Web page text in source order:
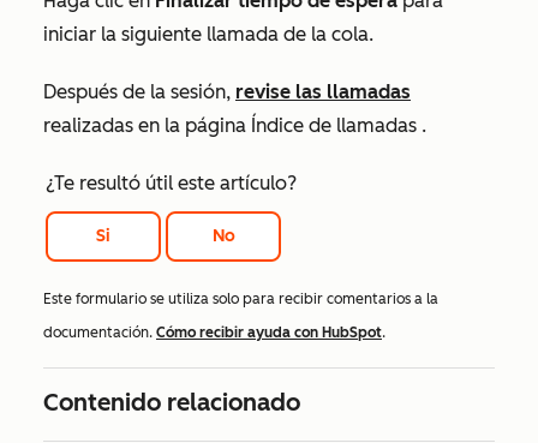
iniciar la siguiente llamada de la cola.
Después de la sesión, revise las llamadas
realizadas en la página Índice de llamadas .
¿Te resultó útil este artículo?
Si No
Este formulario se utiliza solo para recibir comentarios a la
documentación. Cómo recibir ayuda con HubSpot.
Contenido relacionado